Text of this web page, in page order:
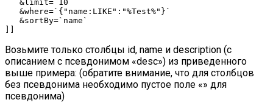
&limit= `10`
&where=`{"name:LIKE":"%Test%"}`
&sortBy=`name`
Возьмите только столбцы id, name и description (с
описанием с псевдонимом «desc») из приведенного
выше примера: (обратите внимание, что для столбцов
без псевдонима необходимо пустое поле «» для
псевдонима)